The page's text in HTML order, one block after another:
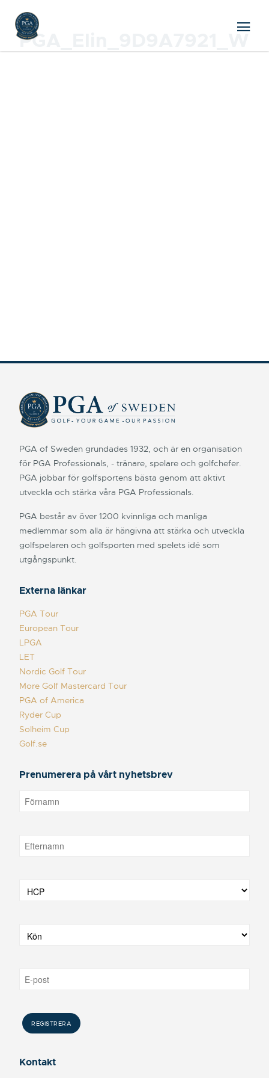
PGA_Elin_9D9A7921_W
PGA of Sweden grundades 1932, och är en organisation
för PGA Professionals, - tränare, spelare och golfchefer.
PGA jobbar för golfsportens bästa genom att aktivt
utveckla och stärka våra PGA Professionals.
PGA består av över 1200 kvinnliga och manliga
medlemmar som alla är hängivna att stärka och utveckla
golfspelaren och golfsporten med spelets idé som
utgångspunkt.
Externa länkar
PGA Tour
European Tour
LPGA
LET
Nordic Golf Tour
More Golf Mastercard Tour
PGA of America
Ryder Cup
Solheim Cup
Golf.se
Prenumerera på vårt nyhetsbrev
Kontakt